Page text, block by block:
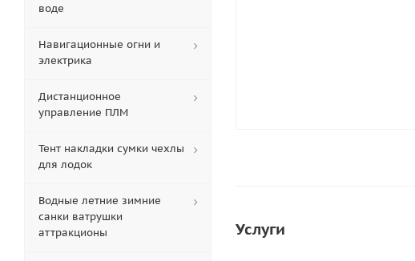
Услуги
воде
Навигационные огни и
электрика
Дистанционное
управление ПЛМ
Тент накладки сумки чехлы
для лодок
Водные летние зимние
санки ватрушки
аттракционы